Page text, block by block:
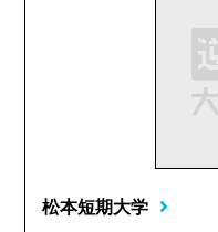
松本短期大学